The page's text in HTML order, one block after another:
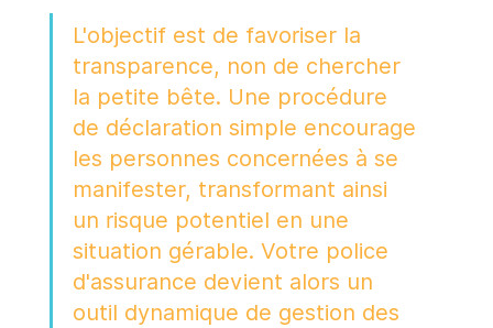
L'objectif est de favoriser la
transparence, non de chercher
la petite bête. Une procédure
de déclaration simple encourage
les personnes concernées à se
manifester, transformant ainsi
un risque potentiel en une
situation gérable. Votre police
d'assurance devient alors un
outil dynamique de gestion des